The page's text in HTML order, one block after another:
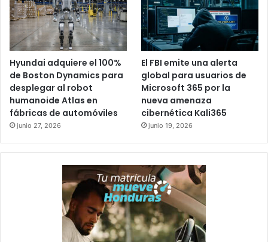
Hyundai adquiere el 100%
de Boston Dynamics para
desplegar al robot
humanoide Atlas en
fábricas de automóviles
junio 27, 2026
El FBI emite una alerta
global para usuarios de
Microsoft 365 por la
nueva amenaza
cibernética Kali365
junio 19, 2026